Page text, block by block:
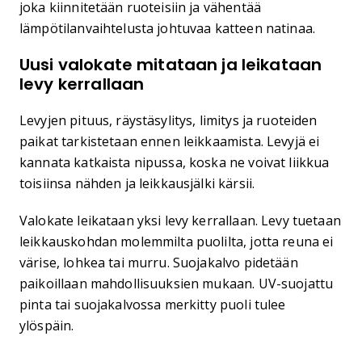
joka kiinnitetään ruoteisiin ja vähentää
lämpötilanvaihtelusta johtuvaa katteen natinaa.
Uusi valokate mitataan ja leikataan
levy kerrallaan
Levyjen pituus, räystäsylitys, limitys ja ruoteiden
paikat tarkistetaan ennen leikkaamista. Levyjä ei
kannata katkaista nipussa, koska ne voivat liikkua
toisiinsa nähden ja leikkausjälki kärsii.
Valokate leikataan yksi levy kerrallaan. Levy tuetaan
leikkauskohdan molemmilta puolilta, jotta reuna ei
värise, lohkea tai murru. Suojakalvo pidetään
paikoillaan mahdollisuuksien mukaan. UV-suojattu
pinta tai suojakalvossa merkitty puoli tulee
ylöspäin.